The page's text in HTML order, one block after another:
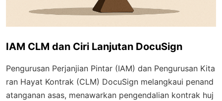
IAM CLM dan Ciri Lanjutan DocuSign
Pengurusan Perjanjian Pintar (IAM) dan Pengurusan Kita
ran Hayat Kontrak (CLM) DocuSign melangkaui penand
atanganan asas, menawarkan pengendalian kontrak huj